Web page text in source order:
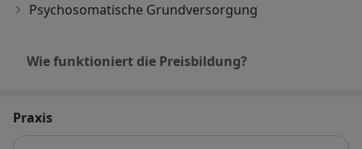
Psychosomatische Grundversorgung
Wie funktioniert die Preisbildung?
Praxis